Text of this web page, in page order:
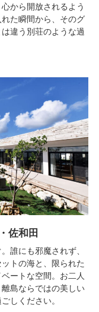
から開放されるよう
た瞬間から、そのグ
違う別荘のような過
佐和田
誰にも邪魔されず、
トの海と、限られた
ートな空間。お二人
島ならではの美しい
しください。